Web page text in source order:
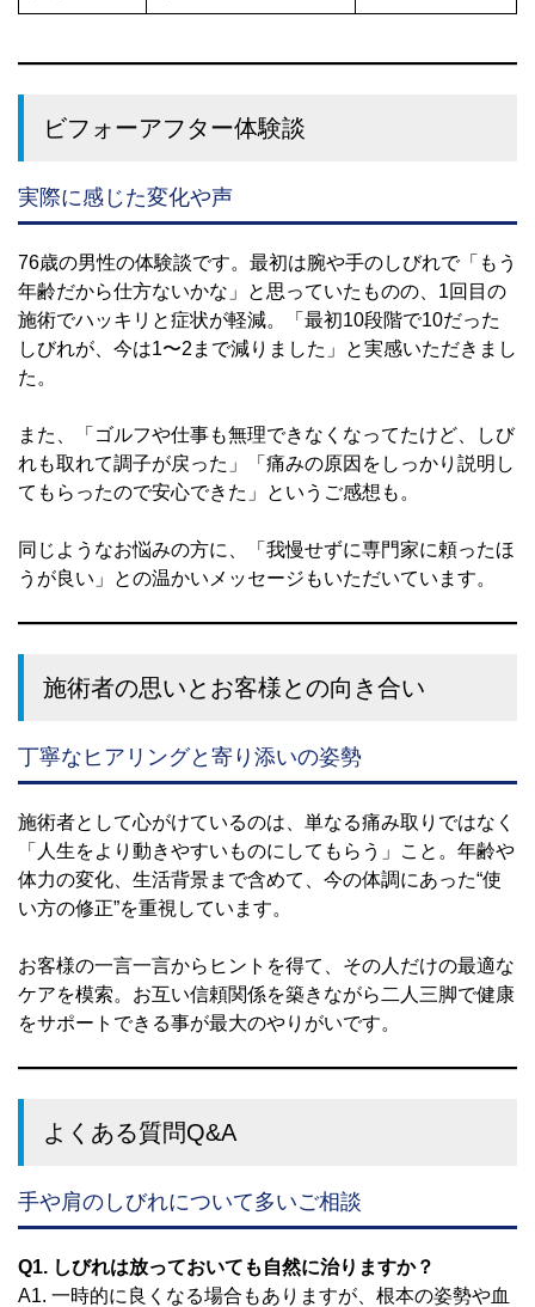
ビフォーアフター体験談
実際に感じた変化や声
76歳の男性の体験談です。最初は腕や手のしびれで「もう
年齢だから仕方ないかな」と思っていたものの、1回目の
施術でハッキリと症状が軽減。「最初10段階で10だった
しびれが、今は1〜2まで減りました」と実感いただきまし
た。
また、「ゴルフや仕事も無理できなくなってたけど、しび
れも取れて調子が戻った」「痛みの原因をしっかり説明し
てもらったので安心できた」というご感想も。
同じようなお悩みの方に、「我慢せずに専門家に頼ったほ
うが良い」との温かいメッセージもいただいています。
施術者の思いとお客様との向き合い
丁寧なヒアリングと寄り添いの姿勢
施術者として心がけているのは、単なる痛み取りではなく
「人生をより動きやすいものにしてもらう」こと。年齢や
体力の変化、生活背景まで含めて、今の体調にあった“使
い方の修正”を重視しています。
お客様の一言一言からヒントを得て、その人だけの最適な
ケアを模索。お互い信頼関係を築きながら二人三脚で健康
をサポートできる事が最大のやりがいです。
よくある質問Q&A
手や肩のしびれについて多いご相談
Q1. しびれは放っておいても自然に治りますか？
A1. 一時的に良くなる場合もありますが、根本の姿勢や血